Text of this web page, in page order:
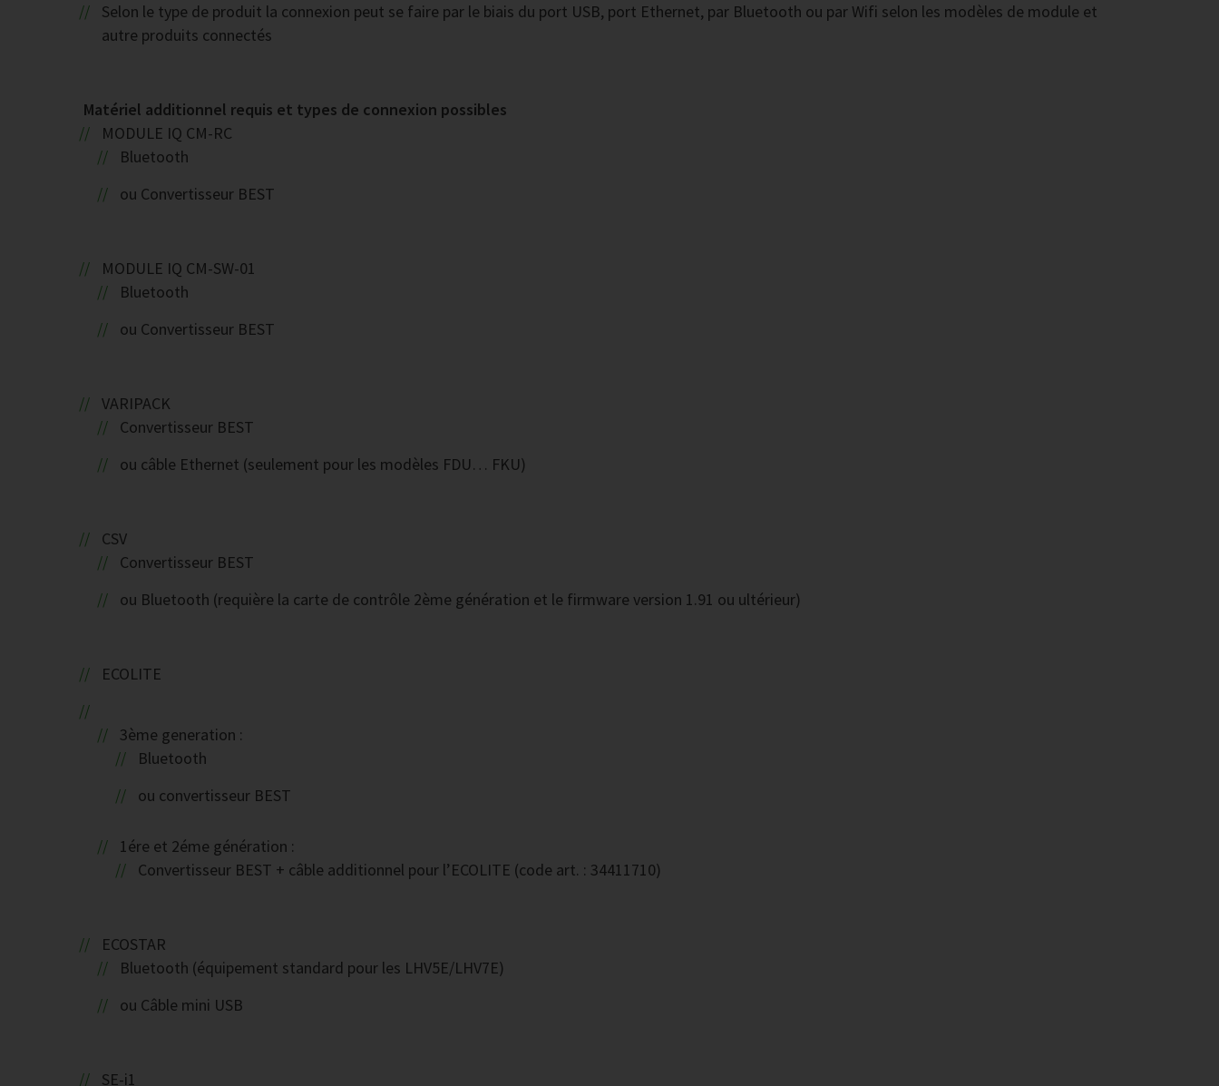
Selon le type de produit la connexion peut se faire par le biais du port USB, port Ethernet, par Bluetooth ou par Wifi selon les modèles de module et
autre produits connectés
Matériel additionnel requis et types de connexion possibles
MODULE IQ CM-RC
Bluetooth
ou Convertisseur BEST
MODULE IQ CM-SW-01
Bluetooth
ou Convertisseur BEST
VARIPACK
Convertisseur BEST
ou câble Ethernet (seulement pour les modèles FDU… FKU)
CSV
Convertisseur BEST
ou Bluetooth (requière la carte de contrôle 2ème génération et le firmware version 1.91 ou ultérieur)
ECOLITE
3ème generation :
Bluetooth
ou convertisseur BEST
1ére et 2éme génération :
Convertisseur BEST + câble additionnel pour l’ECOLITE (code art. : 34411710)
ECOSTAR
Bluetooth (équipement standard pour les LHV5E/LHV7E)
ou Câble mini USB
SE-i1